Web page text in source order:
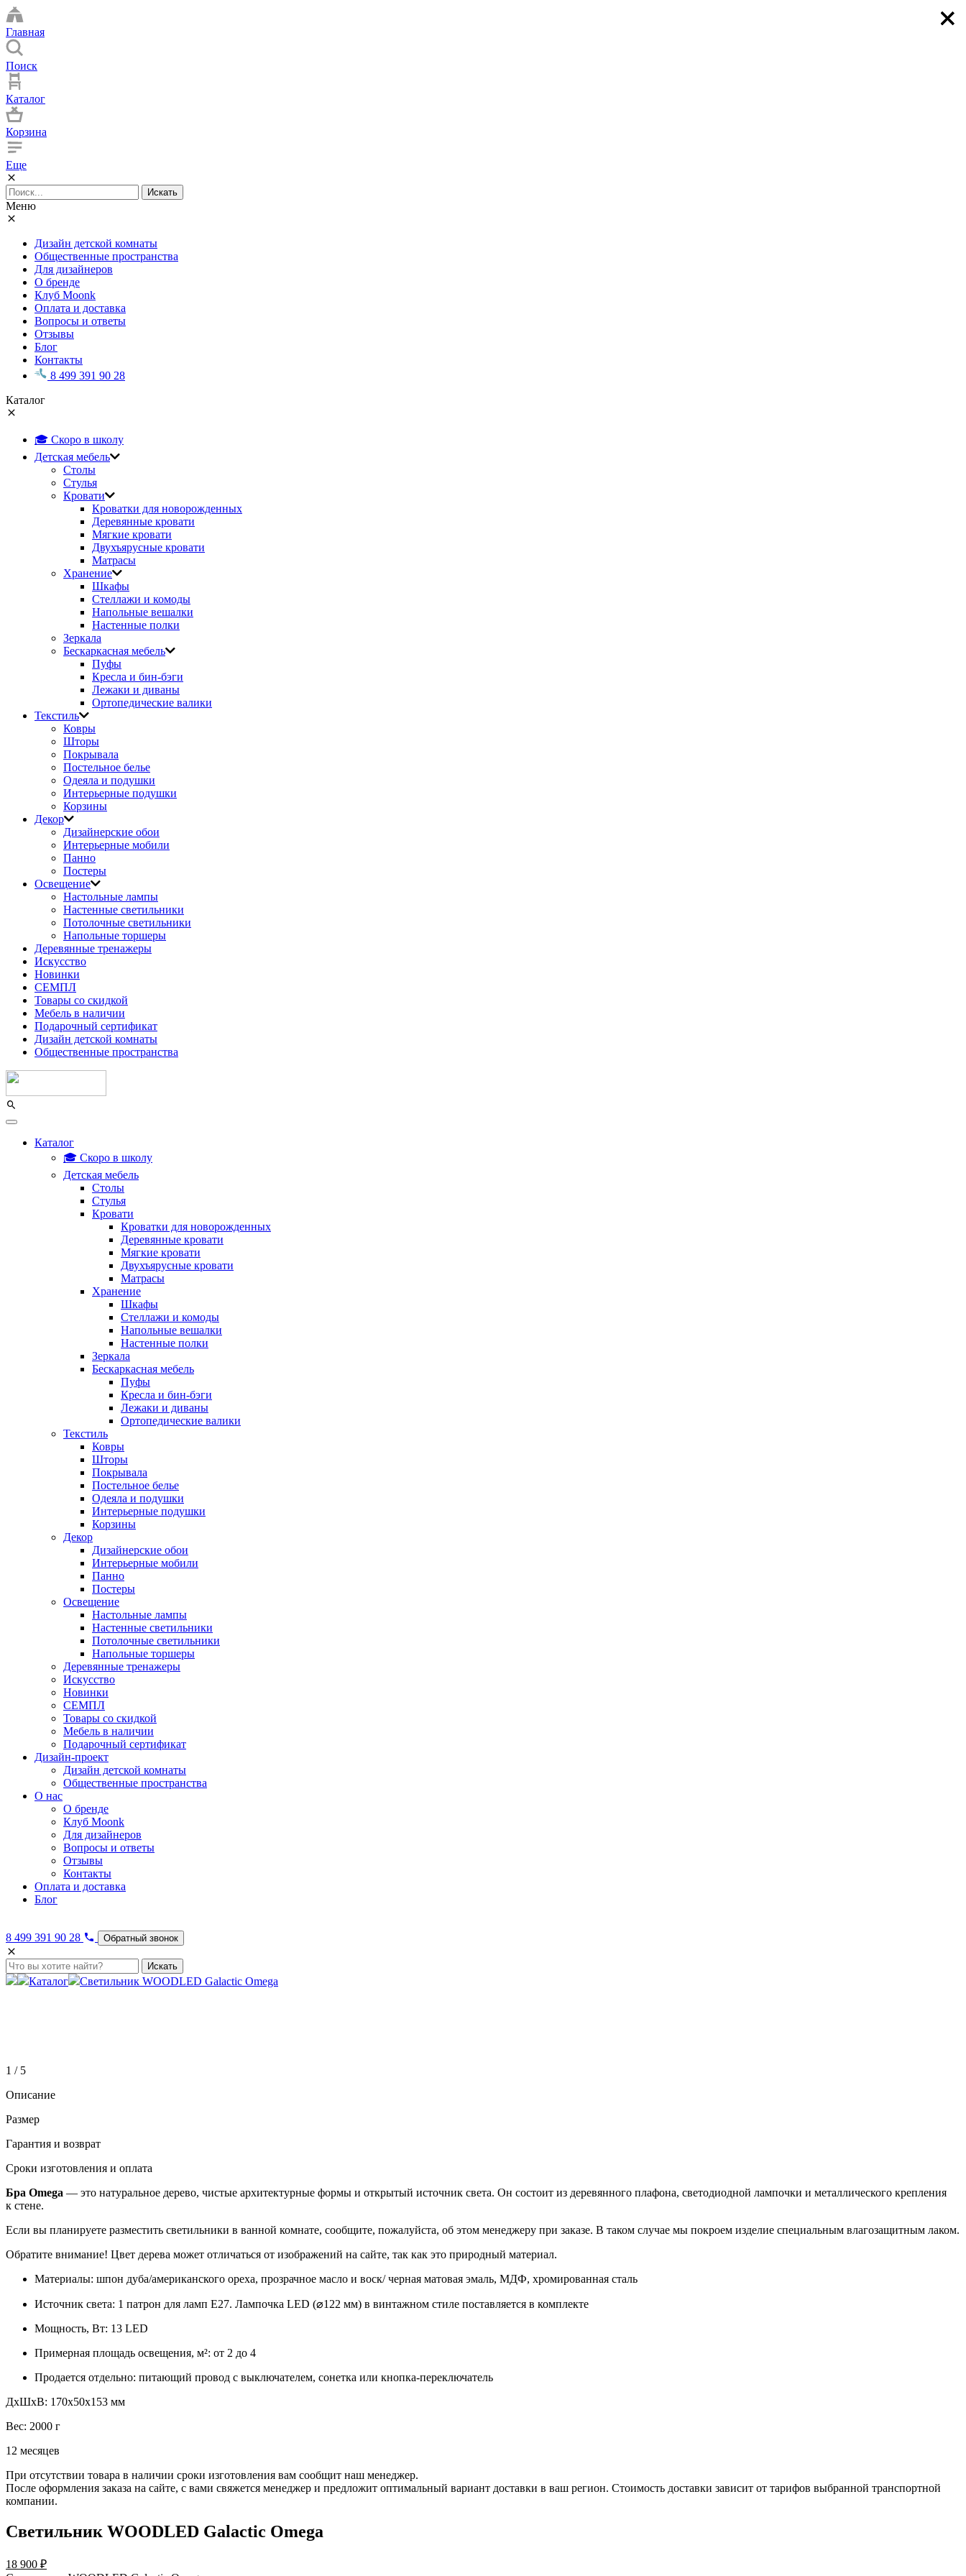
Главная
Поиск
Каталог
Корзина
Еще
Искать
Меню
Дизайн детской комнаты
Общественные пространства
Для дизайнеров
О бренде
Клуб Moonk
Оплата и доставка
Вопросы и ответы
Отзывы
Блог
Контакты
8 499 391 90 28
Каталог
🎓 Скоро в школу
Детская мебель
Столы
Стулья
Кровати
Кроватки для новорожденных
Деревянные кровати
Мягкие кровати
Двухъярусные кровати
Матрасы
Хранение
Шкафы
Стеллажи и комоды
Напольные вешалки
Настенные полки
Зеркала
Бескаркасная мебель
Пуфы
Кресла и бин-бэги
Лежаки и диваны
Ортопедические валики
Текстиль
Ковры
Шторы
Покрывала
Постельное белье
Одеяла и подушки
Интерьерные подушки
Корзины
Декор
Дизайнерские обои
Интерьерные мобили
Панно
Постеры
Освещение
Настольные лампы
Настенные светильники
Потолочные светильники
Напольные торшеры
Деревянные тренажеры
Искусство
Новинки
СЕМПЛ
Товары со скидкой
Мебель в наличии
Подарочный сертификат
Дизайн детской комнаты
Общественные пространства
Каталог
🎓 Скоро в школу
Детская мебель
Столы
Стулья
Кровати
Кроватки для новорожденных
Деревянные кровати
Мягкие кровати
Двухъярусные кровати
Матрасы
Хранение
Шкафы
Стеллажи и комоды
Напольные вешалки
Настенные полки
Зеркала
Бескаркасная мебель
Пуфы
Кресла и бин-бэги
Лежаки и диваны
Ортопедические валики
Текстиль
Ковры
Шторы
Покрывала
Постельное белье
Одеяла и подушки
Интерьерные подушки
Корзины
Декор
Дизайнерские обои
Интерьерные мобили
Панно
Постеры
Освещение
Настольные лампы
Настенные светильники
Потолочные светильники
Напольные торшеры
Деревянные тренажеры
Искусство
Новинки
СЕМПЛ
Товары со скидкой
Мебель в наличии
Подарочный сертификат
Дизайн-проект
Дизайн детской комнаты
Общественные пространства
О нас
О бренде
Клуб Moonk
Для дизайнеров
Вопросы и ответы
Отзывы
Контакты
Оплата и доставка
Блог
8 499 391 90 28 Обратный звонок
Искать
Каталог Светильник WOODLED Galactic Omega
1 / 5
Описание
Размер
Гарантия и возврат
Сроки изготовления и оплата
Бра Omega — это натуральное дерево, чистые архитектурные формы и открытый источник света. Он состоит из деревянного плафона, светодиодной лампочки и металлического крепления
к стене.
Если вы планируете разместить светильники в ванной комнате, сообщите, пожалуйста, об этом менеджеру при заказе. В таком случае мы покроем изделие специальным влагозащитным лаком.
Обратите внимание! Цвет дерева может отличаться от изображений на сайте, так как это природный материал.
Материалы: шпон дуба/американского ореха, прозрачное масло и воск/ черная матовая эмаль, МДФ, хромированная сталь
Источник света: 1 патрон для ламп Е27. Лампочка LED (⌀122 мм) в винтажном стиле поставляется в комплекте
Мощность, Вт: 13 LED
Примерная площадь освещения, м²: от 2 до 4
Продается отдельно: питающий провод с выключателем, сонетка или кнопка-переключатель
ДxШxВ: 170x50x153 мм
Вес: 2000 г
12 месяцев
При отсутствии товара в наличии сроки изготовления вам сообщит наш менеджер.
После оформления заказа на сайте, с вами свяжется менеджер и предложит оптимальный вариант доставки в ваш регион. Стоимость доставки зависит от тарифов выбранной транспортной
компании.
Светильник WOODLED Galactic Omega
18 900 ₽
×
×
×
×